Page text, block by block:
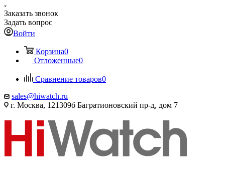
Заказать звонок
Задать вопрос
Войти
Корзина0
Отложенные0
Сравнение товаров0
sales@hiwatch.ru
г. Москва, 121309б Багратионовский пр-д, дом 7